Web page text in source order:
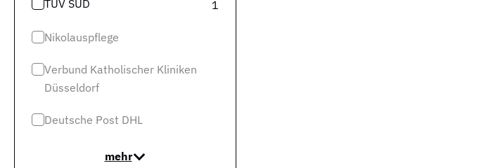
TÜV SÜD 1
Nikolauspflege
Verbund Katholischer Kliniken
Düsseldorf
Deutsche Post DHL
mehr